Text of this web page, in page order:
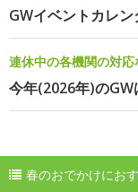
GWイベントカレン
連休中の各機関の対
今年(2026年)のGW
春のおでかけにお